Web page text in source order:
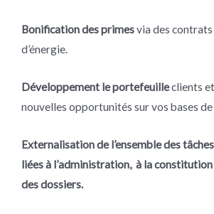
Bonification des primesvia des
d’énergie.
Développement le portefeuilleclients
nouvelles opportunités sur vos bases
Externalisation de l’ensemble des
liées à l’administration, à la
des dossiers.